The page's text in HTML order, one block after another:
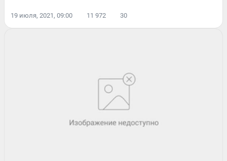
19 июля, 2021, 09:00 11 972 30